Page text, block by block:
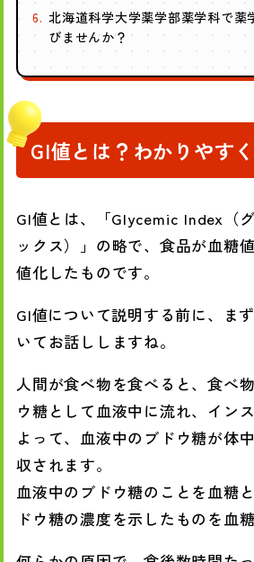
北海道科学大学薬学部薬学科で薬
びませんか？
GI値とは？わかりやす
GI値とは、「Glycemic Index（
ックス）」の略で、食品が血糖
値化したものです。
GI値について説明する前に、ま
いてお話ししますね。
人間が食べ物を食べると、食べ
ウ糖として血液中に流れ、イン
よって、血液中のブドウ糖が体
収されます。
血液中のブドウ糖のことを血糖
ドウ糖の濃度を示したものを血